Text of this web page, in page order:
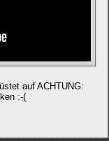
auf ACHTUNG:
:-(